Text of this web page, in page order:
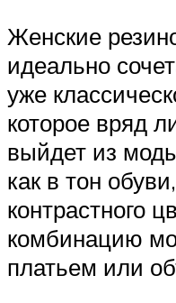
Женские
идеально
уже
которое вряд
выйдет из
как в тон
контрастного
комбинацию
платьем или